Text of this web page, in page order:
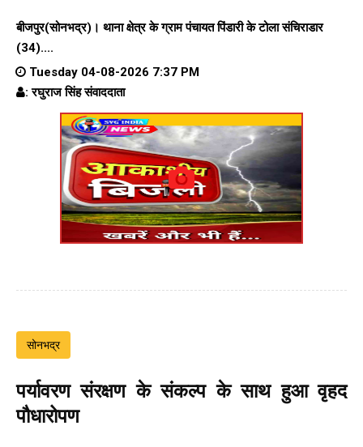
बीजपुर(सोनभद्र)। थाना क्षेत्र के ग्राम पंचायत पिंडारी के टोला संचिराडार
(34)....
Tuesday 04-08-2026 7:37 PM
: रघुराज सिंह संवाददाता
सोनभद्र
पर्यावरण संरक्षण के संकल्प के साथ हुआ वृहद
पौधारोपण